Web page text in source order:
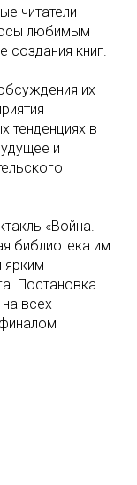
читатели
любимым
книг.
их
тенденциях в
и
«Война.
библиотека им.
ярким
Постановка
всех